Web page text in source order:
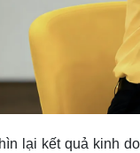
lại kết quả kinh